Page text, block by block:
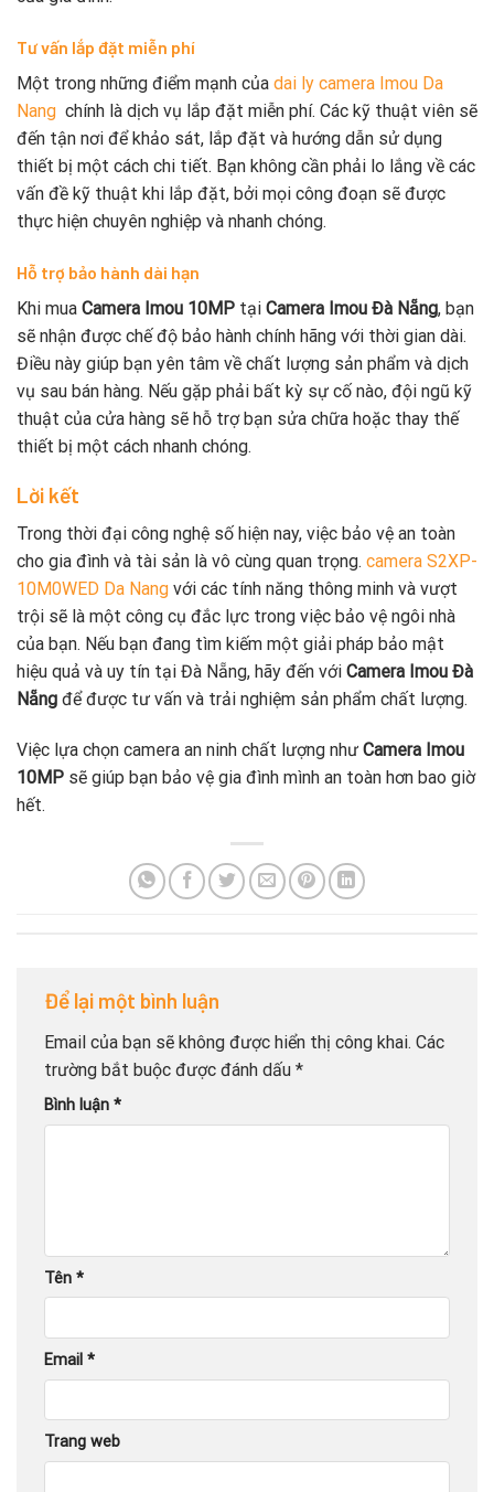
Tư vấn lắp đặt miễn phí
Một trong những điểm mạnh của dai ly camera Imou Da
Nang chính là dịch vụ lắp đặt miễn phí. Các kỹ thuật viên sẽ
đến tận nơi để khảo sát, lắp đặt và hướng dẫn sử dụng
thiết bị một cách chi tiết. Bạn không cần phải lo lắng về các
vấn đề kỹ thuật khi lắp đặt, bởi mọi công đoạn sẽ được
thực hiện chuyên nghiệp và nhanh chóng.
Hỗ trợ bảo hành dài hạn
Khi mua Camera Imou 10MP tại Camera Imou Đà Nẵng, bạn
sẽ nhận được chế độ bảo hành chính hãng với thời gian dài.
Điều này giúp bạn yên tâm về chất lượng sản phẩm và dịch
vụ sau bán hàng. Nếu gặp phải bất kỳ sự cố nào, đội ngũ kỹ
thuật của cửa hàng sẽ hỗ trợ bạn sửa chữa hoặc thay thế
thiết bị một cách nhanh chóng.
Lời kết
Trong thời đại công nghệ số hiện nay, việc bảo vệ an toàn
cho gia đình và tài sản là vô cùng quan trọng. camera S2XP-
10M0WED Da Nang với các tính năng thông minh và vượt
trội sẽ là một công cụ đắc lực trong việc bảo vệ ngôi nhà
của bạn. Nếu bạn đang tìm kiếm một giải pháp bảo mật
hiệu quả và uy tín tại Đà Nẵng, hãy đến với Camera Imou Đà
Nẵng để được tư vấn và trải nghiệm sản phẩm chất lượng.
Việc lựa chọn camera an ninh chất lượng như Camera Imou
10MP sẽ giúp bạn bảo vệ gia đình mình an toàn hơn bao giờ
hết.
Để lại một bình luận
Email của bạn sẽ không được hiển thị công khai. Các
trường bắt buộc được đánh dấu *
Bình luận *
Tên *
Email *
Trang web